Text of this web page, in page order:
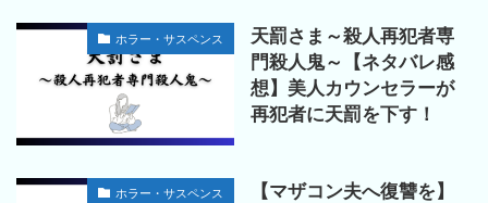
ホラー・サスペンス
天罰さま～殺人再犯者専
門殺人鬼～【ネタバレ感
想】美人カウンセラーが
再犯者に天罰を下す！
ホラー・サスペンス
【マザコン夫へ復讐を】